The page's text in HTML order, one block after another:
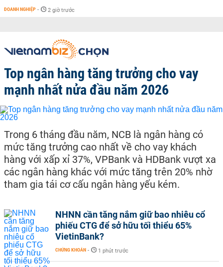
DOANH NGHIỆP - 2 giờ trước
Top ngân hàng tăng trưởng cho vay
mạnh nhất nửa đầu năm 2026
Trong 6 tháng đầu năm, NCB là ngân hàng có
mức tăng trưởng cao nhất về cho vay khách
hàng với xấp xỉ 37%, VPBank và HDBank vượt xa
các ngân hàng khác với mức tăng trên 20% nhờ
tham gia tái cơ cấu ngân hàng yếu kém.
NHNN cần tăng nắm giữ bao nhiêu cổ
phiếu CTG để sở hữu tối thiểu 65%
VietinBank?
CHỨNG KHOÁN - 1 phút trước